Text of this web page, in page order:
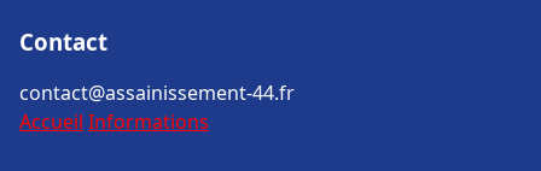
Contact
contact@assainissement-44.fr
Accueil Informations